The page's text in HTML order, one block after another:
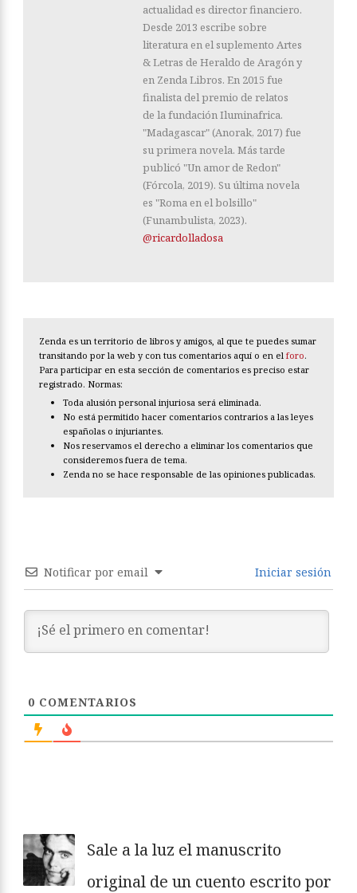
actualidad es director financiero.
Desde 2013 escribe sobre
literatura en el suplemento Artes
& Letras de Heraldo de Aragón y
en Zenda Libros. En 2015 fue
finalista del premio de relatos
de la fundación Iluminafrica.
"Madagascar" (Anorak, 2017) fue
su primera novela. Más tarde
publicó "Un amor de Redon"
(Fórcola, 2019). Su última novela
es "Roma en el bolsillo"
(Funambulista, 2023).
@ricardolladosa
Zenda es un territorio de libros y amigos, al que te puedes sumar
transitando por la web y con tus comentarios aquí o en el foro.
Para participar en esta sección de comentarios es preciso estar
registrado. Normas:
Toda alusión personal injuriosa será eliminada.
No está permitido hacer comentarios contrarios a las leyes
españolas o injuriantes.
Nos reservamos el derecho a eliminar los comentarios que
consideremos fuera de tema.
Zenda no se hace responsable de las opiniones publicadas.
Notificar por email Iniciar sesión
0 COMENTARIOS
Sale a la luz el manuscrito
original de un cuento escrito por